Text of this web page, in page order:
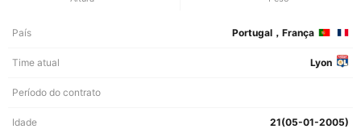
País Portugal，França
Time atual Lyon
Período do contrato
Idade 21(05-01-2005)